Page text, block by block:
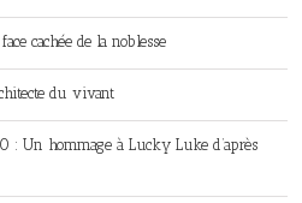
cachée de la noblesse
du vivant
: Un hommage à Lucky Luke d’après